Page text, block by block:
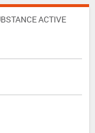
ACTIVE